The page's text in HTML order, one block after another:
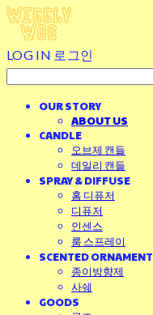
LOG IN 로그인
OUR STORY
ABOUT US
CANDLE
오브제 캔들
데일리 캔들
SPRAY & DIFFUSE
홈 디퓨저
디퓨저
인센스
룸 스프레이
SCENTED ORNAMENT
종이방향제
사쉐
GOODS